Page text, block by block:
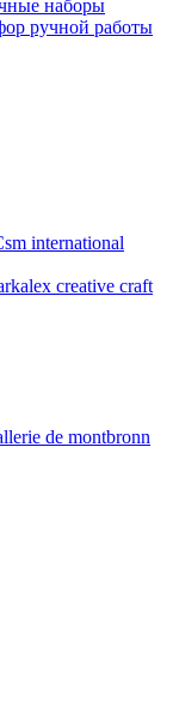
наборы
ручной работы
international
creative craft
de montbronn